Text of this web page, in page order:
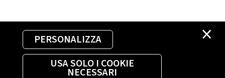
×
PERSONALIZZA
USA SOLO I COOKIE
NECESSARI